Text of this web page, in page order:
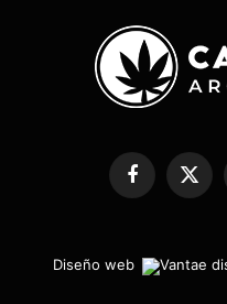
FacebookX
Diseño web